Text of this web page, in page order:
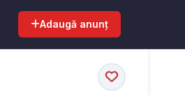
Adaugă anunț